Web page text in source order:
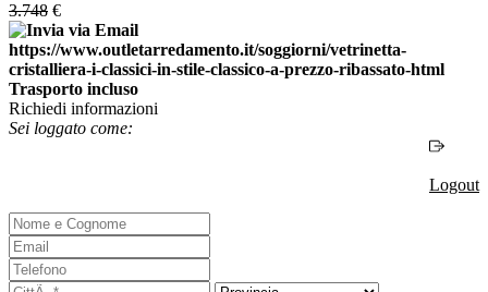
3.748 €
Trasporto incluso
Richiedi informazioni
Sei loggato come:
Logout